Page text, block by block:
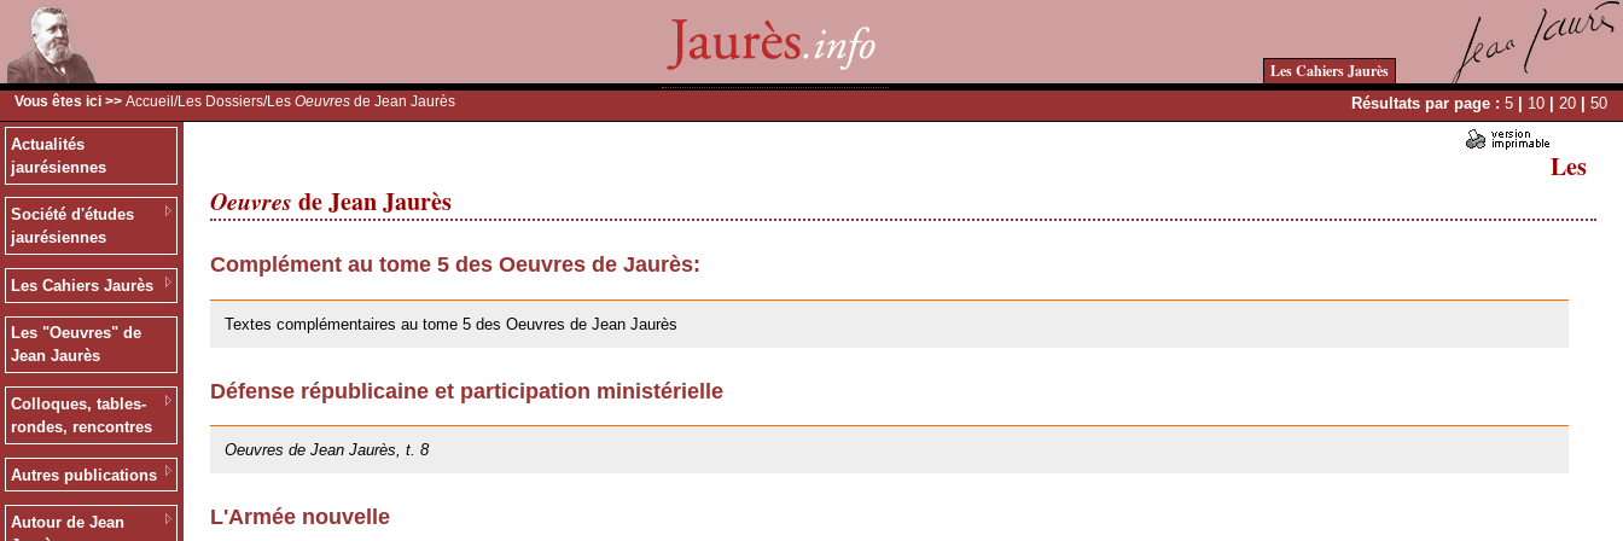
Les Cahiers Jaurès
Vous êtes ici >> Accueil /Les Dossiers/Les Oeuvres de Jean Jaurès Résultats par page : 5 | 10 | 20 | 50
Actualités
jaurésiennes
Société d'études
jaurésiennes
Les Cahiers Jaurès
Les "Oeuvres" de
Jean Jaurès
Colloques, tables-
rondes, rencontres
Autres publications
Autour de Jean
Les
Oeuvres de Jean Jaurès
Complément au tome 5 des Oeuvres de Jaurès:
Textes complémentaires au tome 5 des Oeuvres de Jean Jaurès
Défense républicaine et participation ministérielle
Oeuvres de Jean Jaurès, t. 8
L'Armée nouvelle